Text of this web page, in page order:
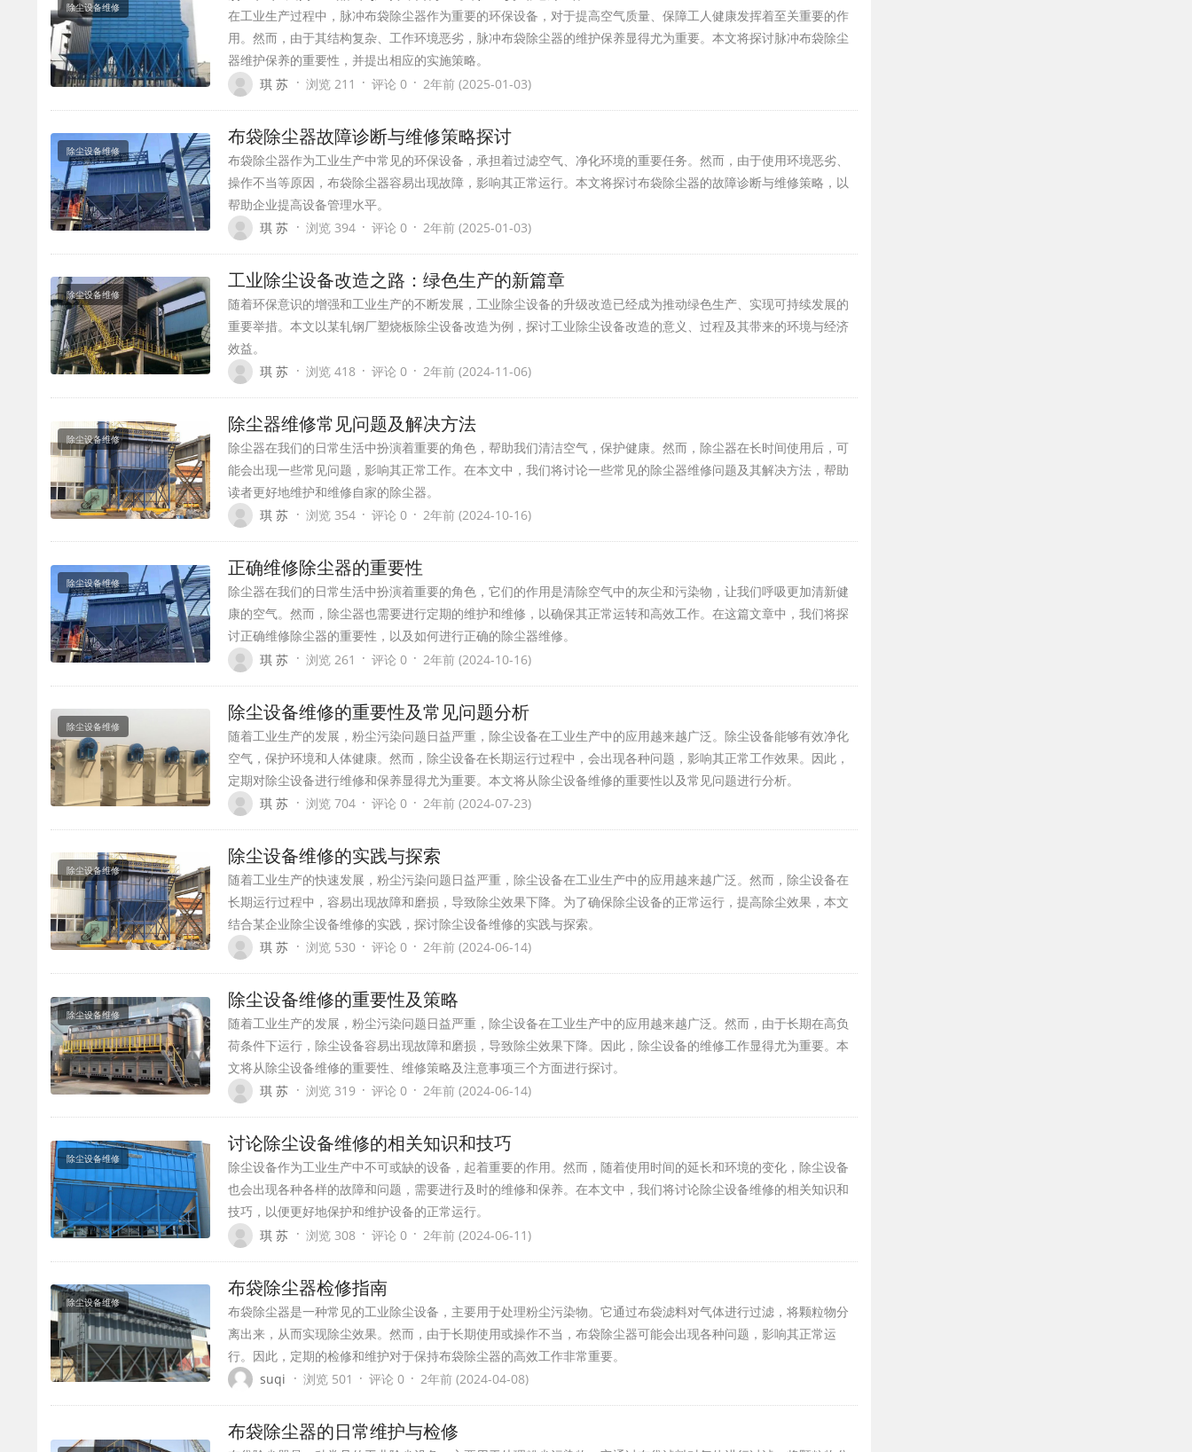
除尘设备维修
在工业生产过程中，脉冲布袋除尘器作为重要的环保设备，对于提高空气质量、保障工人健康发挥着至关重要的作
用。然而，由于其结构复杂、工作环境恶劣，脉冲布袋除尘器的维护保养显得尤为重要。本文将探讨脉冲布袋除尘
器维护保养的重要性，并提出相应的实施策略。
琪 苏 · 浏览 211 · 评论 0 · 2年前 (2025-01-03)
除尘设备维修
布袋除尘器故障诊断与维修策略探讨
布袋除尘器作为工业生产中常见的环保设备，承担着过滤空气、净化环境的重要任务。然而，由于使用环境恶劣、
操作不当等原因，布袋除尘器容易出现故障，影响其正常运行。本文将探讨布袋除尘器的故障诊断与维修策略，以
帮助企业提高设备管理水平。
琪 苏 · 浏览 394 · 评论 0 · 2年前 (2025-01-03)
除尘设备维修
工业除尘设备改造之路：绿色生产的新篇章
随着环保意识的增强和工业生产的不断发展，工业除尘设备的升级改造已经成为推动绿色生产、实现可持续发展的
重要举措。本文以某轧钢厂塑烧板除尘设备改造为例，探讨工业除尘设备改造的意义、过程及其带来的环境与经济
效益。
琪 苏 · 浏览 418 · 评论 0 · 2年前 (2024-11-06)
除尘设备维修
除尘器维修常见问题及解决方法
除尘器在我们的日常生活中扮演着重要的角色，帮助我们清洁空气，保护健康。然而，除尘器在长时间使用后，可
能会出现一些常见问题，影响其正常工作。在本文中，我们将讨论一些常见的除尘器维修问题及其解决方法，帮助
读者更好地维护和维修自家的除尘器。
琪 苏 · 浏览 354 · 评论 0 · 2年前 (2024-10-16)
除尘设备维修
正确维修除尘器的重要性
除尘器在我们的日常生活中扮演着重要的角色，它们的作用是清除空气中的灰尘和污染物，让我们呼吸更加清新健
康的空气。然而，除尘器也需要进行定期的维护和维修，以确保其正常运转和高效工作。在这篇文章中，我们将探
讨正确维修除尘器的重要性，以及如何进行正确的除尘器维修。
琪 苏 · 浏览 261 · 评论 0 · 2年前 (2024-10-16)
除尘设备维修
除尘设备维修的重要性及常见问题分析
随着工业生产的发展，粉尘污染问题日益严重，除尘设备在工业生产中的应用越来越广泛。除尘设备能够有效净化
空气，保护环境和人体健康。然而，除尘设备在长期运行过程中，会出现各种问题，影响其正常工作效果。因此，
定期对除尘设备进行维修和保养显得尤为重要。本文将从除尘设备维修的重要性以及常见问题进行分析。
琪 苏 · 浏览 704 · 评论 0 · 2年前 (2024-07-23)
除尘设备维修
除尘设备维修的实践与探索
随着工业生产的快速发展，粉尘污染问题日益严重，除尘设备在工业生产中的应用越来越广泛。然而，除尘设备在
长期运行过程中，容易出现故障和磨损，导致除尘效果下降。为了确保除尘设备的正常运行，提高除尘效果，本文
结合某企业除尘设备维修的实践，探讨除尘设备维修的实践与探索。
琪 苏 · 浏览 530 · 评论 0 · 2年前 (2024-06-14)
除尘设备维修
除尘设备维修的重要性及策略
随着工业生产的发展，粉尘污染问题日益严重，除尘设备在工业生产中的应用越来越广泛。然而，由于长期在高负
荷条件下运行，除尘设备容易出现故障和磨损，导致除尘效果下降。因此，除尘设备的维修工作显得尤为重要。本
文将从除尘设备维修的重要性、维修策略及注意事项三个方面进行探讨。
琪 苏 · 浏览 319 · 评论 0 · 2年前 (2024-06-14)
除尘设备维修
讨论除尘设备维修的相关知识和技巧
除尘设备作为工业生产中不可或缺的设备，起着重要的作用。然而，随着使用时间的延长和环境的变化，除尘设备
也会出现各种各样的故障和问题，需要进行及时的维修和保养。在本文中，我们将讨论除尘设备维修的相关知识和
技巧，以便更好地保护和维护设备的正常运行。
琪 苏 · 浏览 308 · 评论 0 · 2年前 (2024-06-11)
除尘设备维修
布袋除尘器检修指南
布袋除尘器是一种常见的工业除尘设备，主要用于处理粉尘污染物。它通过布袋滤料对气体进行过滤，将颗粒物分
离出来，从而实现除尘效果。然而，由于长期使用或操作不当，布袋除尘器可能会出现各种问题，影响其正常运
行。因此，定期的检修和维护对于保持布袋除尘器的高效工作非常重要。
suqi · 浏览 501 · 评论 0 · 2年前 (2024-04-08)
布袋除尘器的日常维护与检修